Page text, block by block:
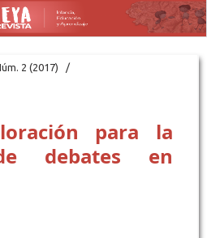
2 (2017)
/
para la
debates en